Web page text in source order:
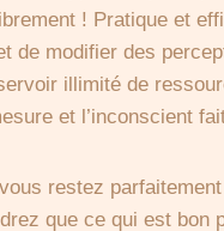
! Pratique et
de modifier des
illimité de
et l’inconscient
restez
que ce qui est bon